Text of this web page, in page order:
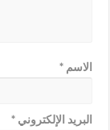
الاسم*
البريد الإلكتروني*